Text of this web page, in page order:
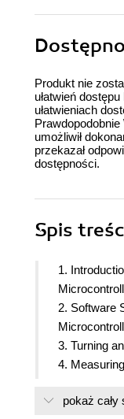
Produkt nie
ułatwień
ułatwieniach
umożliwił
przekazał
dostępności.
Spis
1.
2. Software
3. Turning
4.
5. Humidity
pokaż